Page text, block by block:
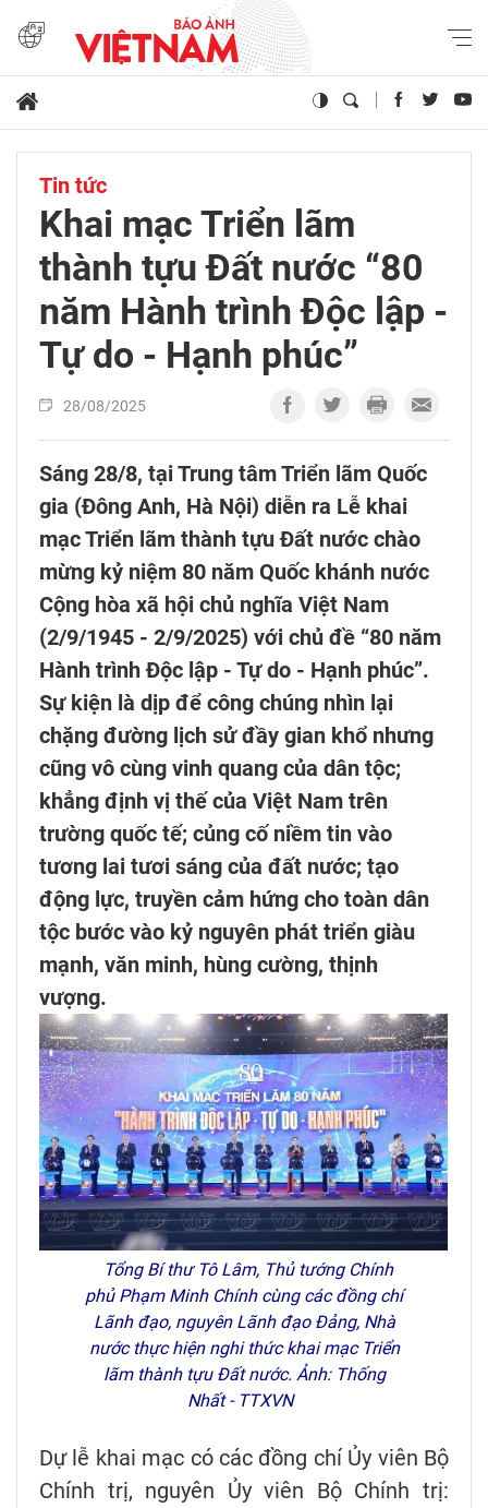
Tin tức
Khai mạc Triển lãm
thành tựu Đất nước “80
năm Hành trình Độc lập -
Tự do - Hạnh phúc”
28/08/2025
Sáng 28/8, tại Trung tâm Triển lãm Quốc
gia (Đông Anh, Hà Nội) diễn ra Lễ khai
mạc Triển lãm thành tựu Đất nước chào
mừng kỷ niệm 80 năm Quốc khánh nước
Cộng hòa xã hội chủ nghĩa Việt Nam
(2/9/1945 - 2/9/2025) với chủ đề “80 năm
Hành trình Độc lập - Tự do - Hạnh phúc”.
Sự kiện là dịp để công chúng nhìn lại
chặng đường lịch sử đầy gian khổ nhưng
cũng vô cùng vinh quang của dân tộc;
khẳng định vị thế của Việt Nam trên
trường quốc tế; củng cố niềm tin vào
tương lai tươi sáng của đất nước; tạo
động lực, truyền cảm hứng cho toàn dân
tộc bước vào kỷ nguyên phát triển giàu
mạnh, văn minh, hùng cường, thịnh
vượng.
Tổng Bí thư Tô Lâm, Thủ tướng Chính
phủ Phạm Minh Chính cùng các đồng chí
Lãnh đạo, nguyên Lãnh đạo Đảng, Nhà
nước thực hiện nghi thức khai mạc Triển
lãm thành tựu Đất nước. Ảnh: Thống
Nhất - TTXVN
Dự lễ khai mạc có các đồng chí Ủy viên Bộ
Chính trị, nguyên Ủy viên Bộ Chính trị: